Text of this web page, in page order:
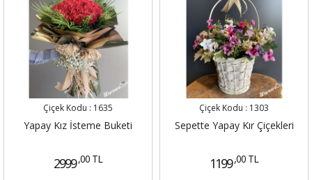
Çiçek Kodu : 1635
Yapay Kız İsteme Buketi
2999 ,00 TL
Çiçek Kodu : 1303
Sepette Yapay Kır Çiçekleri
1199 ,00 TL